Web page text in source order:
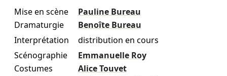
Mise en scène
Pauline Bureau
Dramaturgie
Benoîte Bureau
Interprétation
distribution en cours
Scénographie
Emmanuelle Roy
Costumes
Alice Touvet